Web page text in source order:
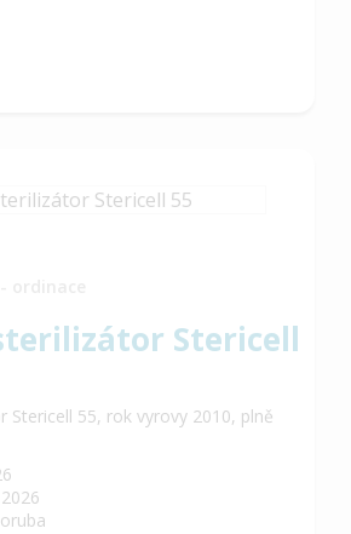
Stericell
Stericell 55, rok vyrovy 2010, plně